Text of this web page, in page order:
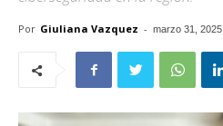
Por Giuliana Vazquez - marzo 31, 2025